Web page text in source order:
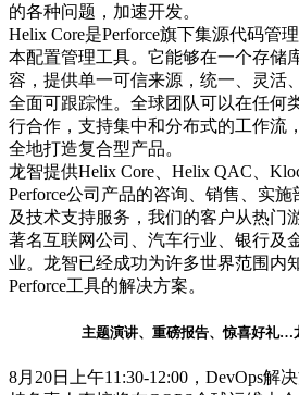
的各种问题，加速开发。
Helix Core是Perforce旗下集源代码管
本配置管理工具。它能够在一个存储
容，提供单一可信来源，统一、灵活
全面可跟踪性。全球团队可以在任何
行合作，支持集中和分布式的工作流
全地打造复合型产品。
龙智提供Helix Core、Helix QAC、
Perforce公司产品的咨询、销售、实
及技术支持服务，我们的客户从热门
著名互联网公司、汽车行业、银行及
业。龙智已经成功为许多世界范围内
Perforce工具的解决方案。
主题演讲、重磅报告、惊喜好礼…
8月20日上午11:30-12:00，DevOps解